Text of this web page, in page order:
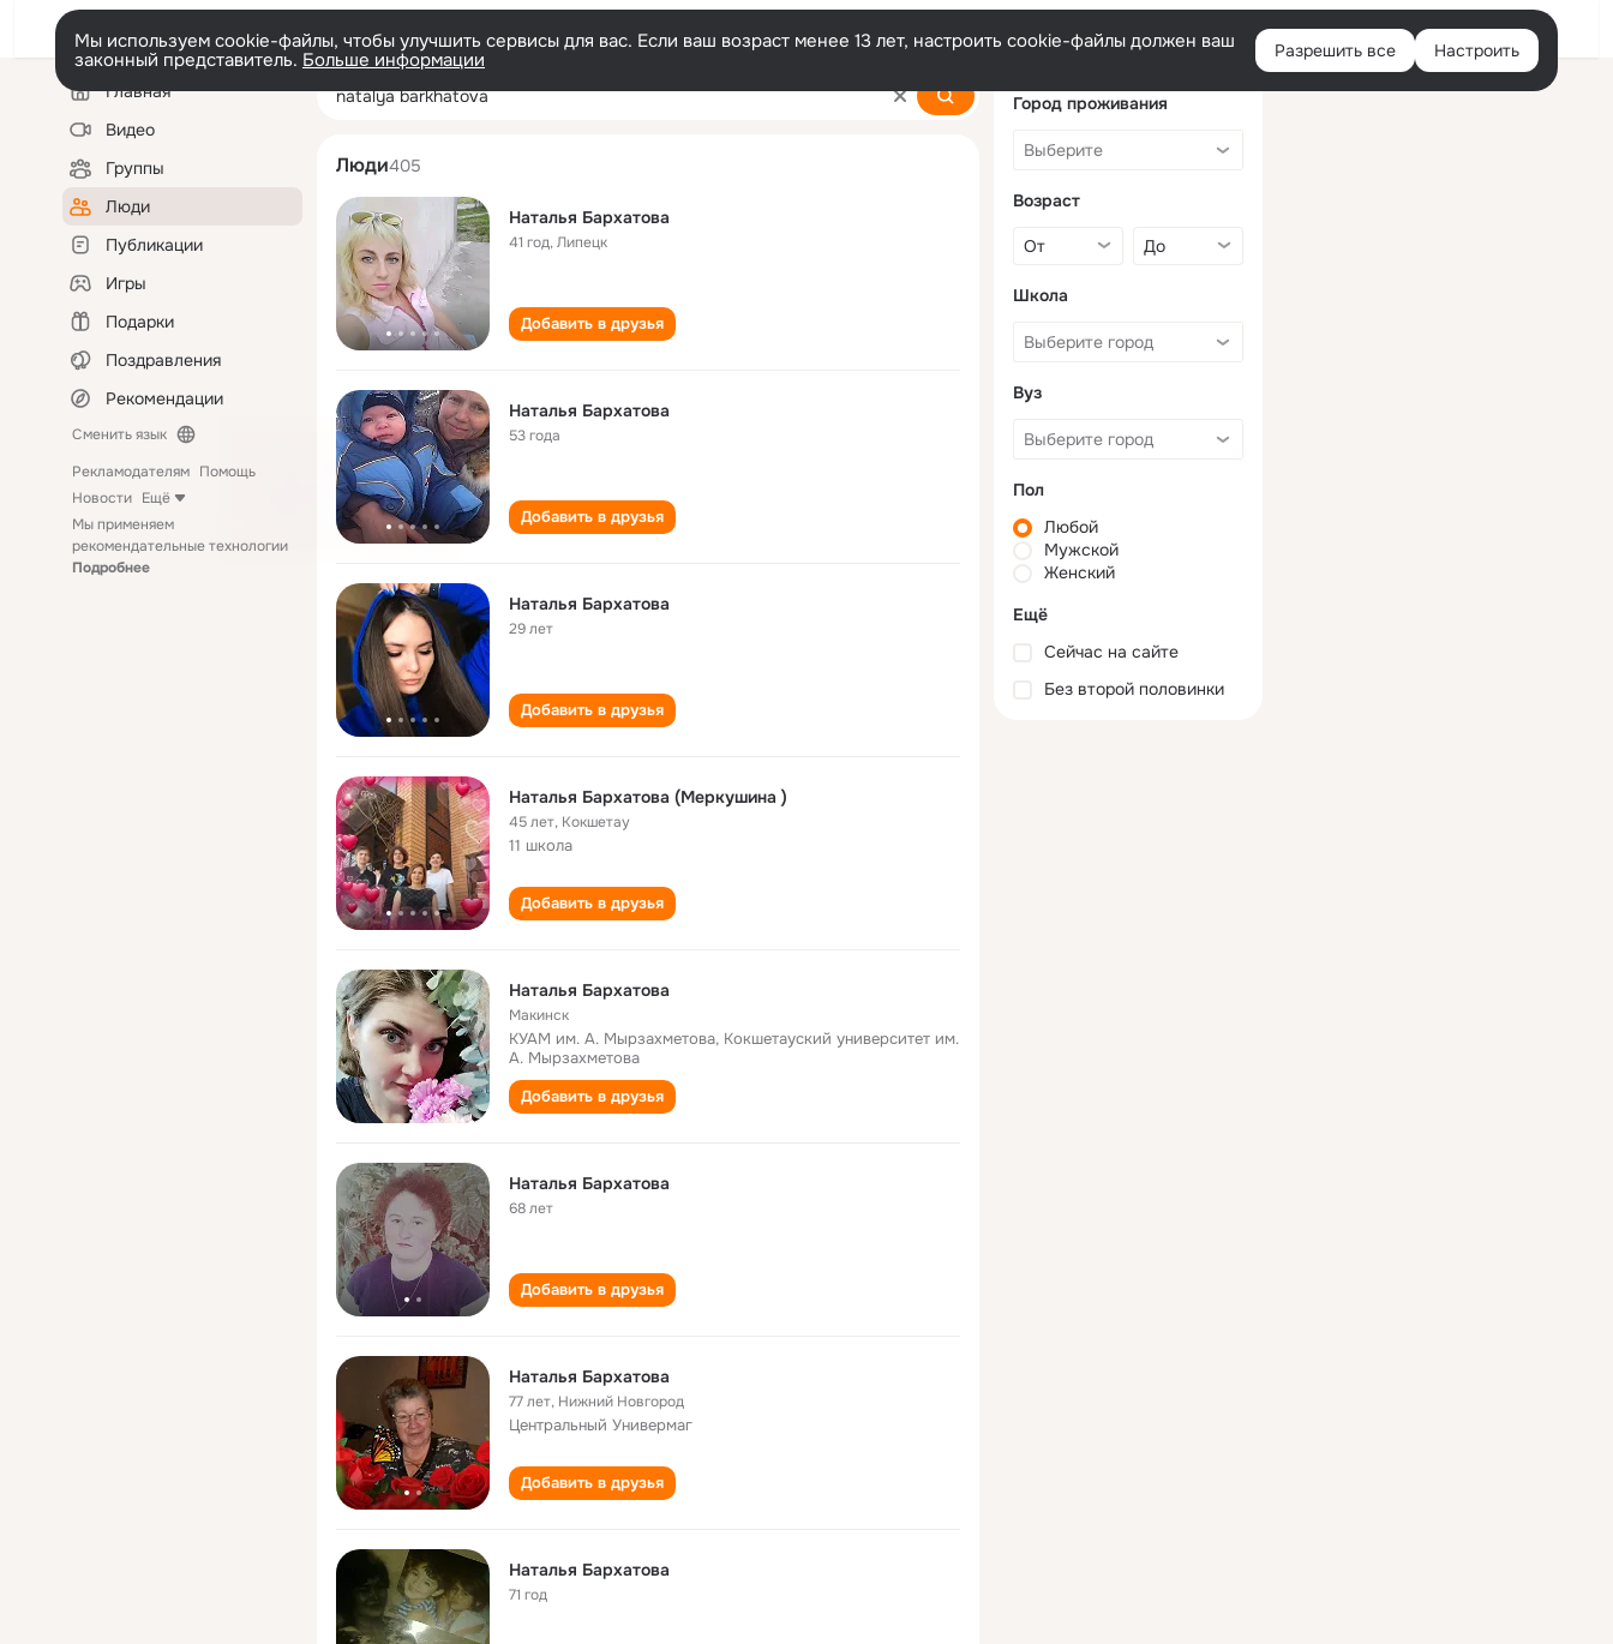
Войти
Мы используем cookie-файлы, чтобы улучшить сервисы для вас. Если ваш возраст менее 13 лет, настроить cookie-файлы должен ваш
законный представитель. Больше информации Разрешить все Настроить
Левая
колонкаГлавная
Видео
Группы
Люди
Публикации
Игры
Подарки
Поздравления
Рекомендации
Сменить язык
Рекламодателям Помощь
Новости Ещё
Мы применяем
рекомендательные технологии
Подробнее
natalya barkhatova
Люди405
Наталья Бархатова
41 год,Липецк
Добавить в друзья
Наталья Бархатова
53 года
Добавить в друзья
Наталья Бархатова
29 лет
Добавить в друзья
Наталья Бархатова (Меркушина )
45 лет, Кокшетау
11 школа
Добавить в друзья
Наталья Бархатова
Макинск
КУАМ им. А. Мырзахметова, Кокшетауский университет им.
А. Мырзахметова
Добавить в друзья
Наталья Бархатова
68 лет
Добавить в друзья
Наталья Бархатова
77 лет, Нижний Новгород
Центральный Универмаг
Добавить в друзья
Наталья Бархатова
71 год
Город проживания
Возраст
Школа
Вуз
Пол
Любой
Мужской
Женский
Ещё
Сейчас на сайте
Без второй половинки